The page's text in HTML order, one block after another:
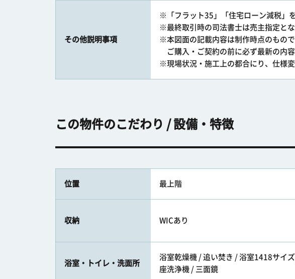
その他説明事項
※「フラット35」「住宅ローン減税」
※最終取引時の司法書士は売主指定とな
※本図面の記載内容は制作時点のもの
ご購入・ご契約の前に必ず最新の内容
※現場状況・施工上の都合にり、仕様
この物件のこだわり / 設備・特徴
位置 最上階
収納 WICあり
浴室・トイレ・洗面所
浴室乾燥機 / 追い焚き / 浴室1418サイ
座洗浄機 / 三面鏡